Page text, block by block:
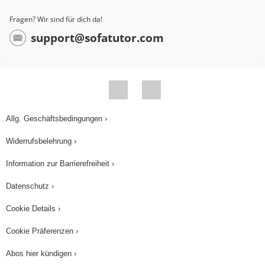
das ist genau das, was wir auch im Stromstärke
Beschreibung dieses Verhaltens widmen. Ja, wir
wollen uns jetzt also dem mathematischen
Verlauf von Spannung, Stromstärke im
mathematischer Sicht. Ja, zur Berechnung des
Wechselstromwiderstandes unseres
= KapazitätSpannung. Und da wir es hier mit
Fragen? Wir sind für dich da!
support@sofatutor.com
Allg. Geschäftsbedingungen ›
Widerrufsbelehrung ›
Information zur Barrierefreiheit ›
Datenschutz ›
Cookie Details ›
Cookie Präferenzen ›
Abos hier kündigen ›